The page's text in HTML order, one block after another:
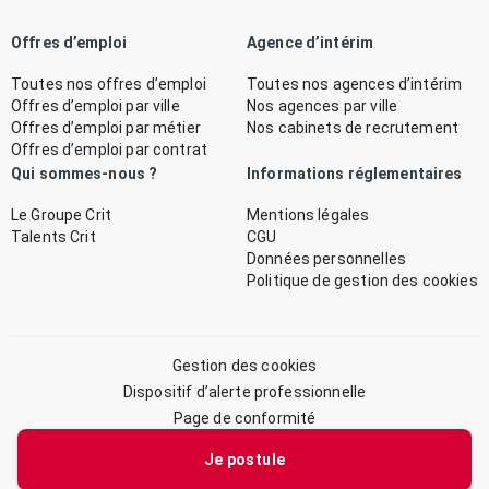
Je postule
Offres d’emploi
Toutes nos offres d’emploi
Offres d’emploi par ville
Offres d’emploi par métier
Offres d’emploi par contrat
Agence d’intérim
Toutes nos agences d’intérim
Nos agences par ville
Nos cabinets de recrutement
Qui sommes-nous ?
Le Groupe Crit
Talents Crit
Informations réglementaires
Mentions légales
CGU
Données personnelles
Politique de gestion des cookies
Gestion des cookies
Dispositif d’alerte professionnelle
Page de conformité
© 2026 CRIT